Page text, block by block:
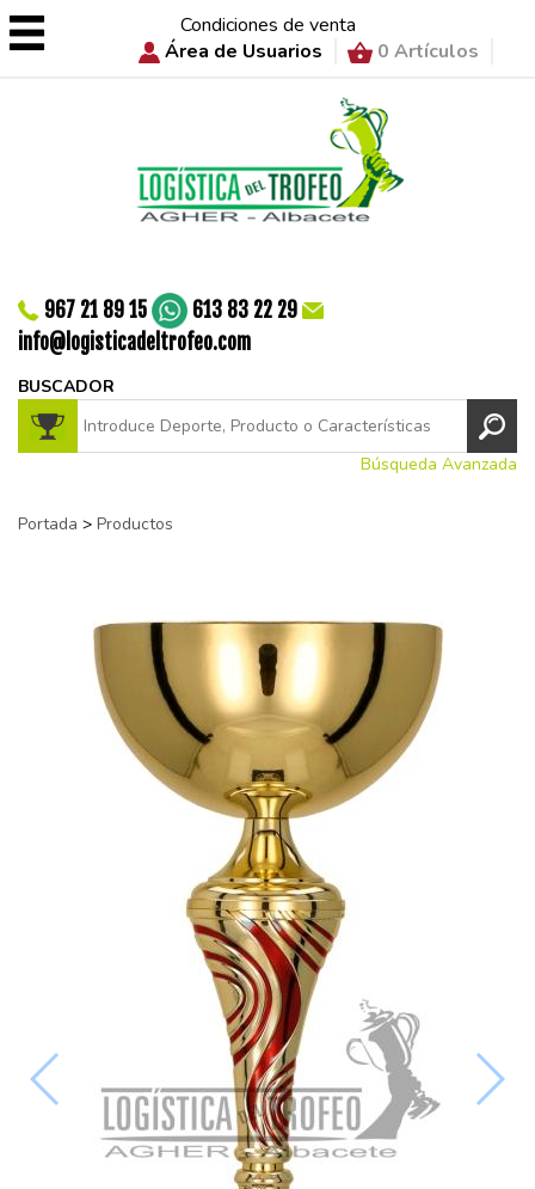
Condiciones de venta
Área de Usuarios
0 Artículos
967 21 89 15
613 83 22 29
info@logisticadeltrofeo.com
BUSCADOR
Búsqueda Avanzada
Portada > Productos